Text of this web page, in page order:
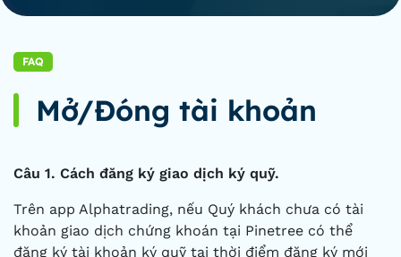
FAQ
Mở/Đóng tài khoản
Câu 1. Cách đăng ký giao dịch ký quỹ.
Trên app Alphatrading, nếu Quý khách chưa có tài
khoản giao dịch chứng khoán tại Pinetree có thể
đăng ký tài khoản ký quỹ tại thời điểm đăng ký mới